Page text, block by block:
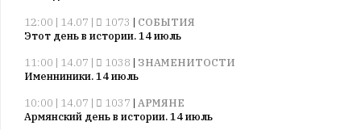
12:00 | 14.07 |
1073 | СОБЫТИЯ
Этот день в истории. 14 июль
11:00 | 14.07 |
1038 | ЗНАМЕНИТОСТИ
Именниники. 14 июль
10:00 | 14.07 |
1037 | АРМЯНЕ
Армянский день в истории. 14 июль